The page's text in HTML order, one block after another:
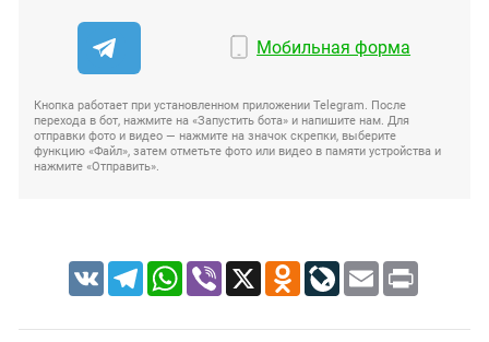
Мобильная форма
Кнопка работает при установленном приложении Telegram. После
перехода в бот, нажмите на «Запустить бота» и напишите нам. Для
отправки фото и видео — нажмите на значок скрепки, выберите
функцию «Файл», затем отметьте фото или видео в памяти устройства и
нажмите «Отправить».
VK TelegramWhatsApp
Viber X Odnoklassniki
LiveJournal
Email Print